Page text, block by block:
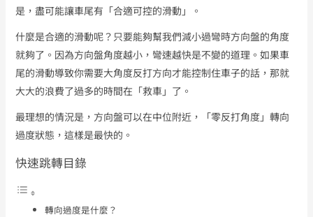
是，盡可能讓車尾有「合適可控的滑動」。
什麼是合適的滑動呢？只要能夠幫我們減小過彎時方向盤的角度
就夠了。因為方向盤角度越小，彎速越快是不變的道理。如果車
尾的滑動導致你需要大角度反打方向才能控制住車子的話，那就
大大的浪費了過多的時間在「救車」了。
最理想的情況是，方向盤可以在中位附近，「零反打角度」轉向
過度狀態，這樣是最快的。
快速跳轉目錄
轉向過度是什麼？